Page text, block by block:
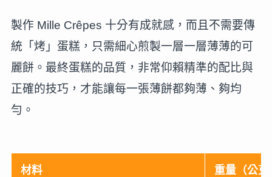
製作 Mille Crêpes 十分有成就感，而且不需要傳
統「烤」蛋糕，只需細心煎製一層一層薄薄的可
麗餅。最終蛋糕的品質，非常仰賴精準的配比與
正確的技巧，才能讓每一張薄餅都夠薄、夠均
勻。
材料 重量（公克